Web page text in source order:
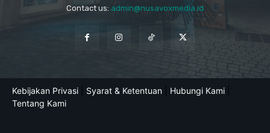
Contact us: admin@nusavoxmedia.id
Kebijakan Privasi Syarat & Ketentuan Hubungi Kami
Tentang Kami